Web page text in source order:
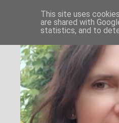
This site uses
are shared with
statistics, and to